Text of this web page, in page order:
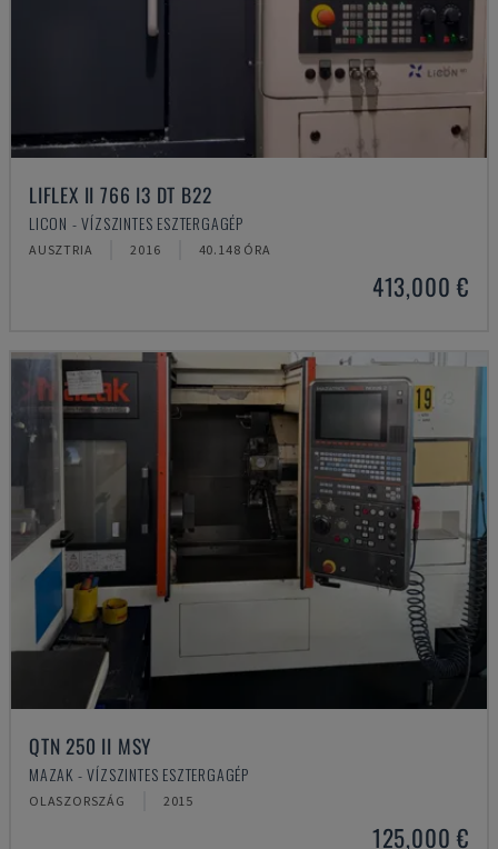
LIFLEX II 766 I3 DT B22
LICON - VÍZSZINTES ESZTERGAGÉP
AUSZTRIA 2016 40.148 ÓRA
413,000 €
QTN 250 II MSY
MAZAK - VÍZSZINTES ESZTERGAGÉP
OLASZORSZÁG 2015
125,000 €